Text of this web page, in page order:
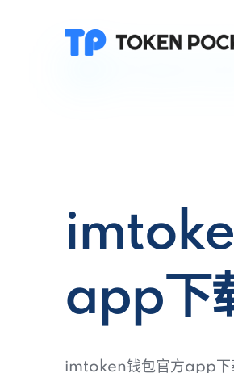
app下
imtoken钱包官方app下